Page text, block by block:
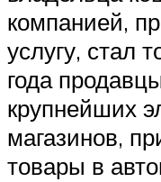
компанией,
услугу, стал
года
крупнейших
магазинов,
товары в